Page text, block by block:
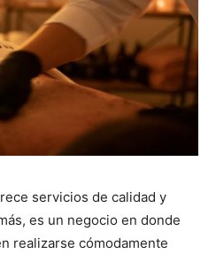
servicios de calidad y
es un negocio en donde
realizarse cómodamente